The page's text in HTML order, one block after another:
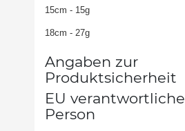
15cm - 15g
18cm - 27g
Angaben zur
Produktsicherheit
EU verantwortliche
Person